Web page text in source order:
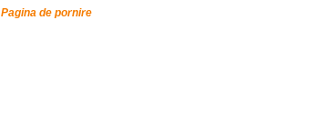
Pagina de pornire